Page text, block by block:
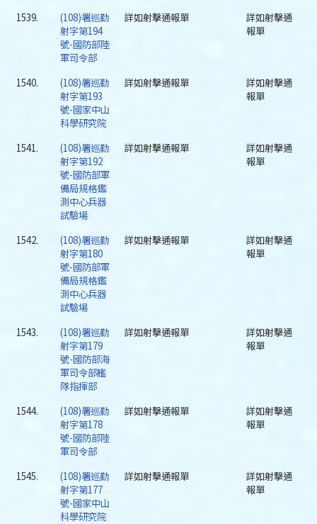
1539.
(108)署巡勤
射字第194
號-國防部陸
軍司令部
詳如射擊通報單
詳如射擊通
報單
1540.
(108)署巡勤
射字第193
號-國家中山
科學研究院
詳如射擊通報單
詳如射擊通
報單
1541.
(108)署巡勤
射字第192
號-國防部軍
備局規格鑑
測中心兵器
試驗場
詳如射擊通報單
詳如射擊通
報單
1542.
(108)署巡勤
射字第180
號-國防部軍
備局規格鑑
測中心兵器
試驗場
詳如射擊通報單
詳如射擊通
報單
1543.
(108)署巡勤
射字第179
號-國防部海
軍司令部艦
隊指揮部
詳如射擊通報單
詳如射擊通
報單
1544.
(108)署巡勤
射字第178
號-國防部陸
軍司令部
詳如射擊通報單
詳如射擊通
報單
1545.
(108)署巡勤
射字第177
號-國家中山
科學研究院
詳如射擊通報單
詳如射擊通
報單